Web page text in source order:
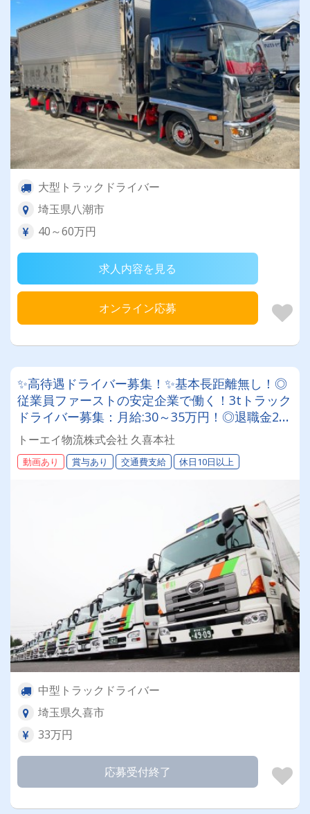
大型トラックドライバー
埼玉県八潮市
40～60万円
求人内容を見る
オンライン応募
✨高待遇ドライバー募集！✨基本長距離無し！◎
従業員ファーストの安定企業で働く！3tトラック
ドライバー募集：月給:30～35万円！◎退職金2
つ！◎賞与年2回◎◎年間休日120日！基本、土
日祝休み◎◎経験者優遇！女性も活躍中！◎スキ
ルアップも可
トーエイ物流株式会社 久喜本社
動画あり 賞与あり 交通費支給 休日10日以上
中型トラックドライバー
埼玉県久喜市
33万円
応募受付終了